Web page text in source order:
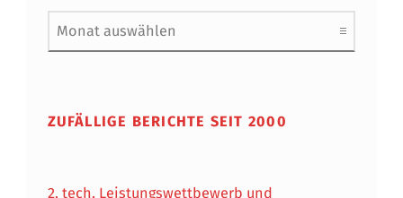
Archiv
ZUFÄLLIGE BERICHTE SEIT 2000
2. tech. Leistungswettbewerb und